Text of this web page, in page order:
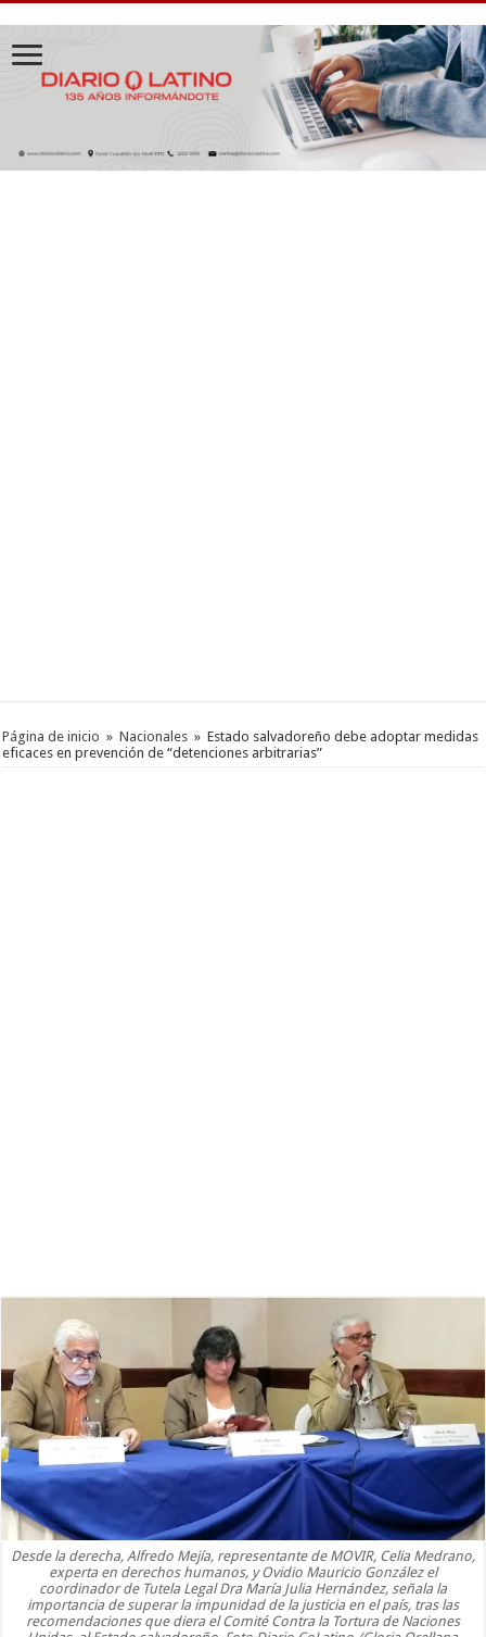
Página de inicio » Nacionales » Estado salvadoreño debe adoptar medidas
eficaces en prevención de “detenciones arbitrarias”
Desde la derecha, Alfredo Mejía, representante de MOVIR, Celia Medrano,
experta en derechos humanos, y Ovidio Mauricio González el
coordinador de Tutela Legal Dra María Julia Hernández, señala la
importancia de superar la impunidad de la justicia en el país, tras las
recomendaciones que diera el Comité Contra la Tortura de Naciones